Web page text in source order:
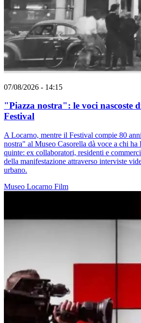
07/08/2026 - 14:15
"Piazza nostra": le voci nascoste
Festival
A Locarno, mentre il Festival compie 80
nostra" al Museo Casorella dà voce a chi ha
quinte: ex collaboratori, residenti e
della manifestazione attraverso interviste
urbano.
Museo Locarno Film